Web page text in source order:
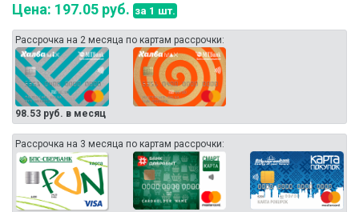
Цена: 197.05 руб. за 1 шт.
Рассрочка на 2 месяца по картам рассрочки:
98.53 руб. в месяц
Рассрочка на 3 месяца по картам рассрочки: